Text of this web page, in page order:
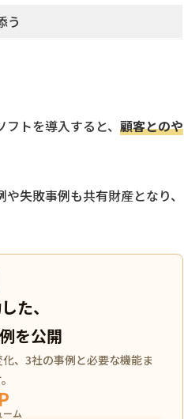
う
トを導入すると、 顧客とのや
失敗事例も共有財産となり、
た、
を公開
、3社の事例と必要な機能ま
ーム